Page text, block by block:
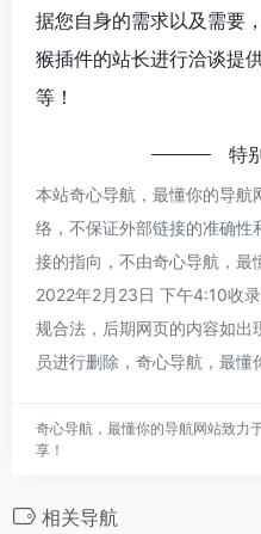
据您自身的需求以及需要
猴插件的站长进行洽谈提
等！
特
本站奇心导航，最懂你的导航
络，不保证外部链接的准确性
接的指向，不由奇心导航，最
2022年2月23日 下午4:10收
规合法，后期网页的内容如出
员进行删除，奇心导航，最懂
奇心导航，最懂你的导航网站致力
享！
相关导航